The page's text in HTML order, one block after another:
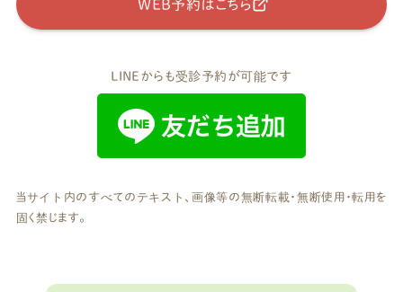
WEB予約はこちら
LINEからも受診予約が可能です
当サイト内のすべてのテキスト、画像等の無断転載・無断使用・転用を
固く禁じます。